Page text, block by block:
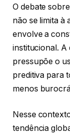
O debate
não se limita à
envolve a
institucional. A
pressupõe o
preditiva para
menos
Nesse
tendência